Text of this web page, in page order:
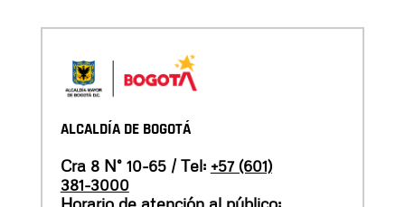
ALCALDÍA DE BOGOTÁ
Cra 8 N° 10-65 / Tel: +57 (601)
381-3000